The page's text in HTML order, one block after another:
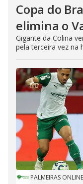
Copa do
elimina o
Gigante da Colina
pela terceira vez na
PALMEIRAS ONLINE